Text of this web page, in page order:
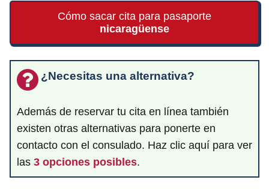
Cómo sacar cita para pasaporte
nicaragüense
¿Necesitas una alternativa?
Además de reservar tu cita en línea también
existen otras alternativas para ponerte en
contacto con el consulado. Haz clic aquí para ver
las 3 opciones posibles.